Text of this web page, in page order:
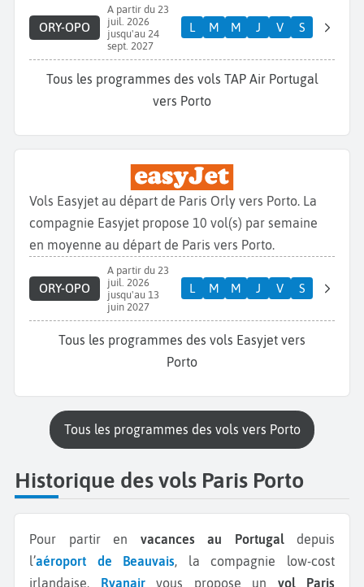
ORY-OPO
A partir du 23
juil. 2026
jusqu'au 24
sept. 2027
L M M J V S
Tous les programmes des vols TAP Air Portugal
vers Porto
Vols Easyjet au départ de Paris Orly vers Porto. La
compagnie Easyjet propose 10 vol(s) par semaine
en moyenne au départ de Paris vers Porto.
ORY-OPO
A partir du 23
juil. 2026
jusqu'au 13
juin 2027
L M M J V S
Tous les programmes des vols Easyjet vers
Porto
Tous les programmes des vols vers Porto
Historique des vols Paris Porto
Pour partir en vacances au Portugaldepuis
l’aéroport de Beauvais, la compagnie low-cost
irlandaise,
Ryanair vous propose un vol Paris